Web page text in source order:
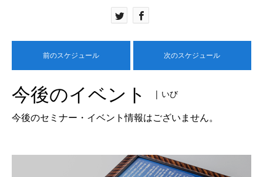
前のスケジュール 次のスケジュール
今後のイベント | いび
今後のセミナー・イベント情報はございません。